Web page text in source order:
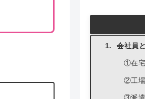
会社員
①在宅
②工